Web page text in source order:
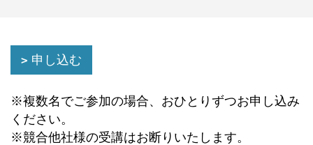
申し込む
※複数名でご参加の場合、おひとりずつお申し込み
ください。
※競合他社様の受講はお断りいたします。